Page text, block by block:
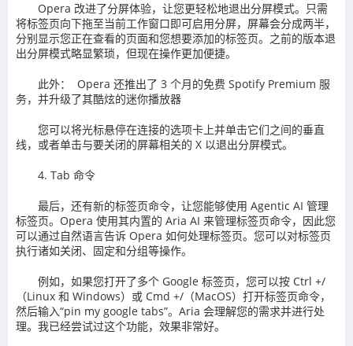
Opera 改进了分屏体验，让您更轻松地退出分屏模式。只需
将标签页向下拖至当前工作窗口即可启用分屏，屏幕会分成两半，
分别显示您正在查看的页面和您想要添加的标签页。之前的版本退
出分屏模式略显繁琐，但现在操作更加便捷。
此外： Opera 还推出了 3 个月的免费 Spotify Premium 服
务，并升级了其酷炫的迷你播放器
您可以将光标悬停在连接的选项卡上并单击它们之间的垂直
线，或者单击与要关闭的屏幕相关的 X 以退出分屏模式。
4. Tab 命令
最后，还有新的标签页命令，让您能够使用 Agentic AI 管理
标签页。Opera 使用其内置的 Aria AI 来管理标签页命令，因此您
可以通过自然语言告诉 Opera 如何处理标签页。您可以对标签页
执行诸如关闭、固定和分组等操作。
例如，如果您打开了多个 Google 标签页，您可以按 Ctrl +/
（Linux 和 Windows）或 Cmd +/（MacOS）打开标签页命令，
然后输入“pin my google tabs”。Aria 会理解您的需求并进行处
理。我已经尝试过这个功能，效果非常好。